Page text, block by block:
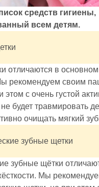
средств гигиены,
всем детям.
отличаются в
рекомендуем своим
этом с очень густой
будет травмировать
очищать мягкий
зубные щетки
зубные щётки
Мы